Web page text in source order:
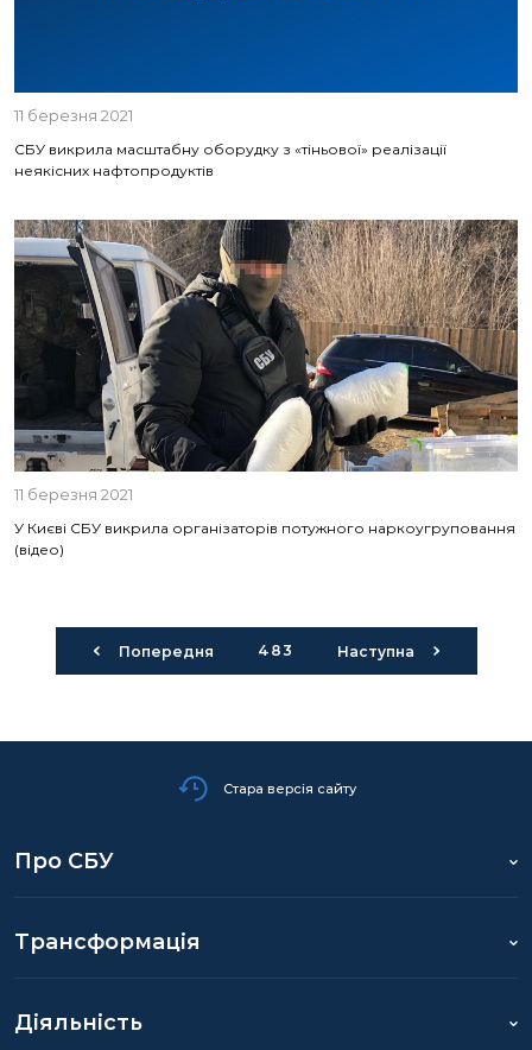
11 березня 2021
СБУ викрила масштабну оборудку з «тіньової» реалізації
неякісних нафтопродуктів
11 березня 2021
У Києві СБУ викрила організаторів потужного наркоугруповання
(відео)
Попередня 483 Наступна
Стара версія сайту
Про СБУ
Трансформація
Діяльність